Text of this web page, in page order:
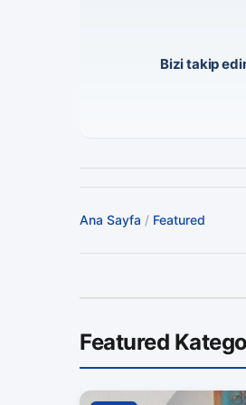
Bizi takip
Ana Sayfa / Featured
Featured